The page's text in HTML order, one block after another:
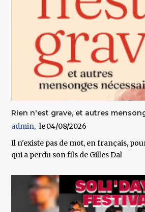
Rien n'est grave, et autres
admin
04/08/2026
Il n'existe pas de mot, en français,
qui a perdu son fils de Gilles Dal